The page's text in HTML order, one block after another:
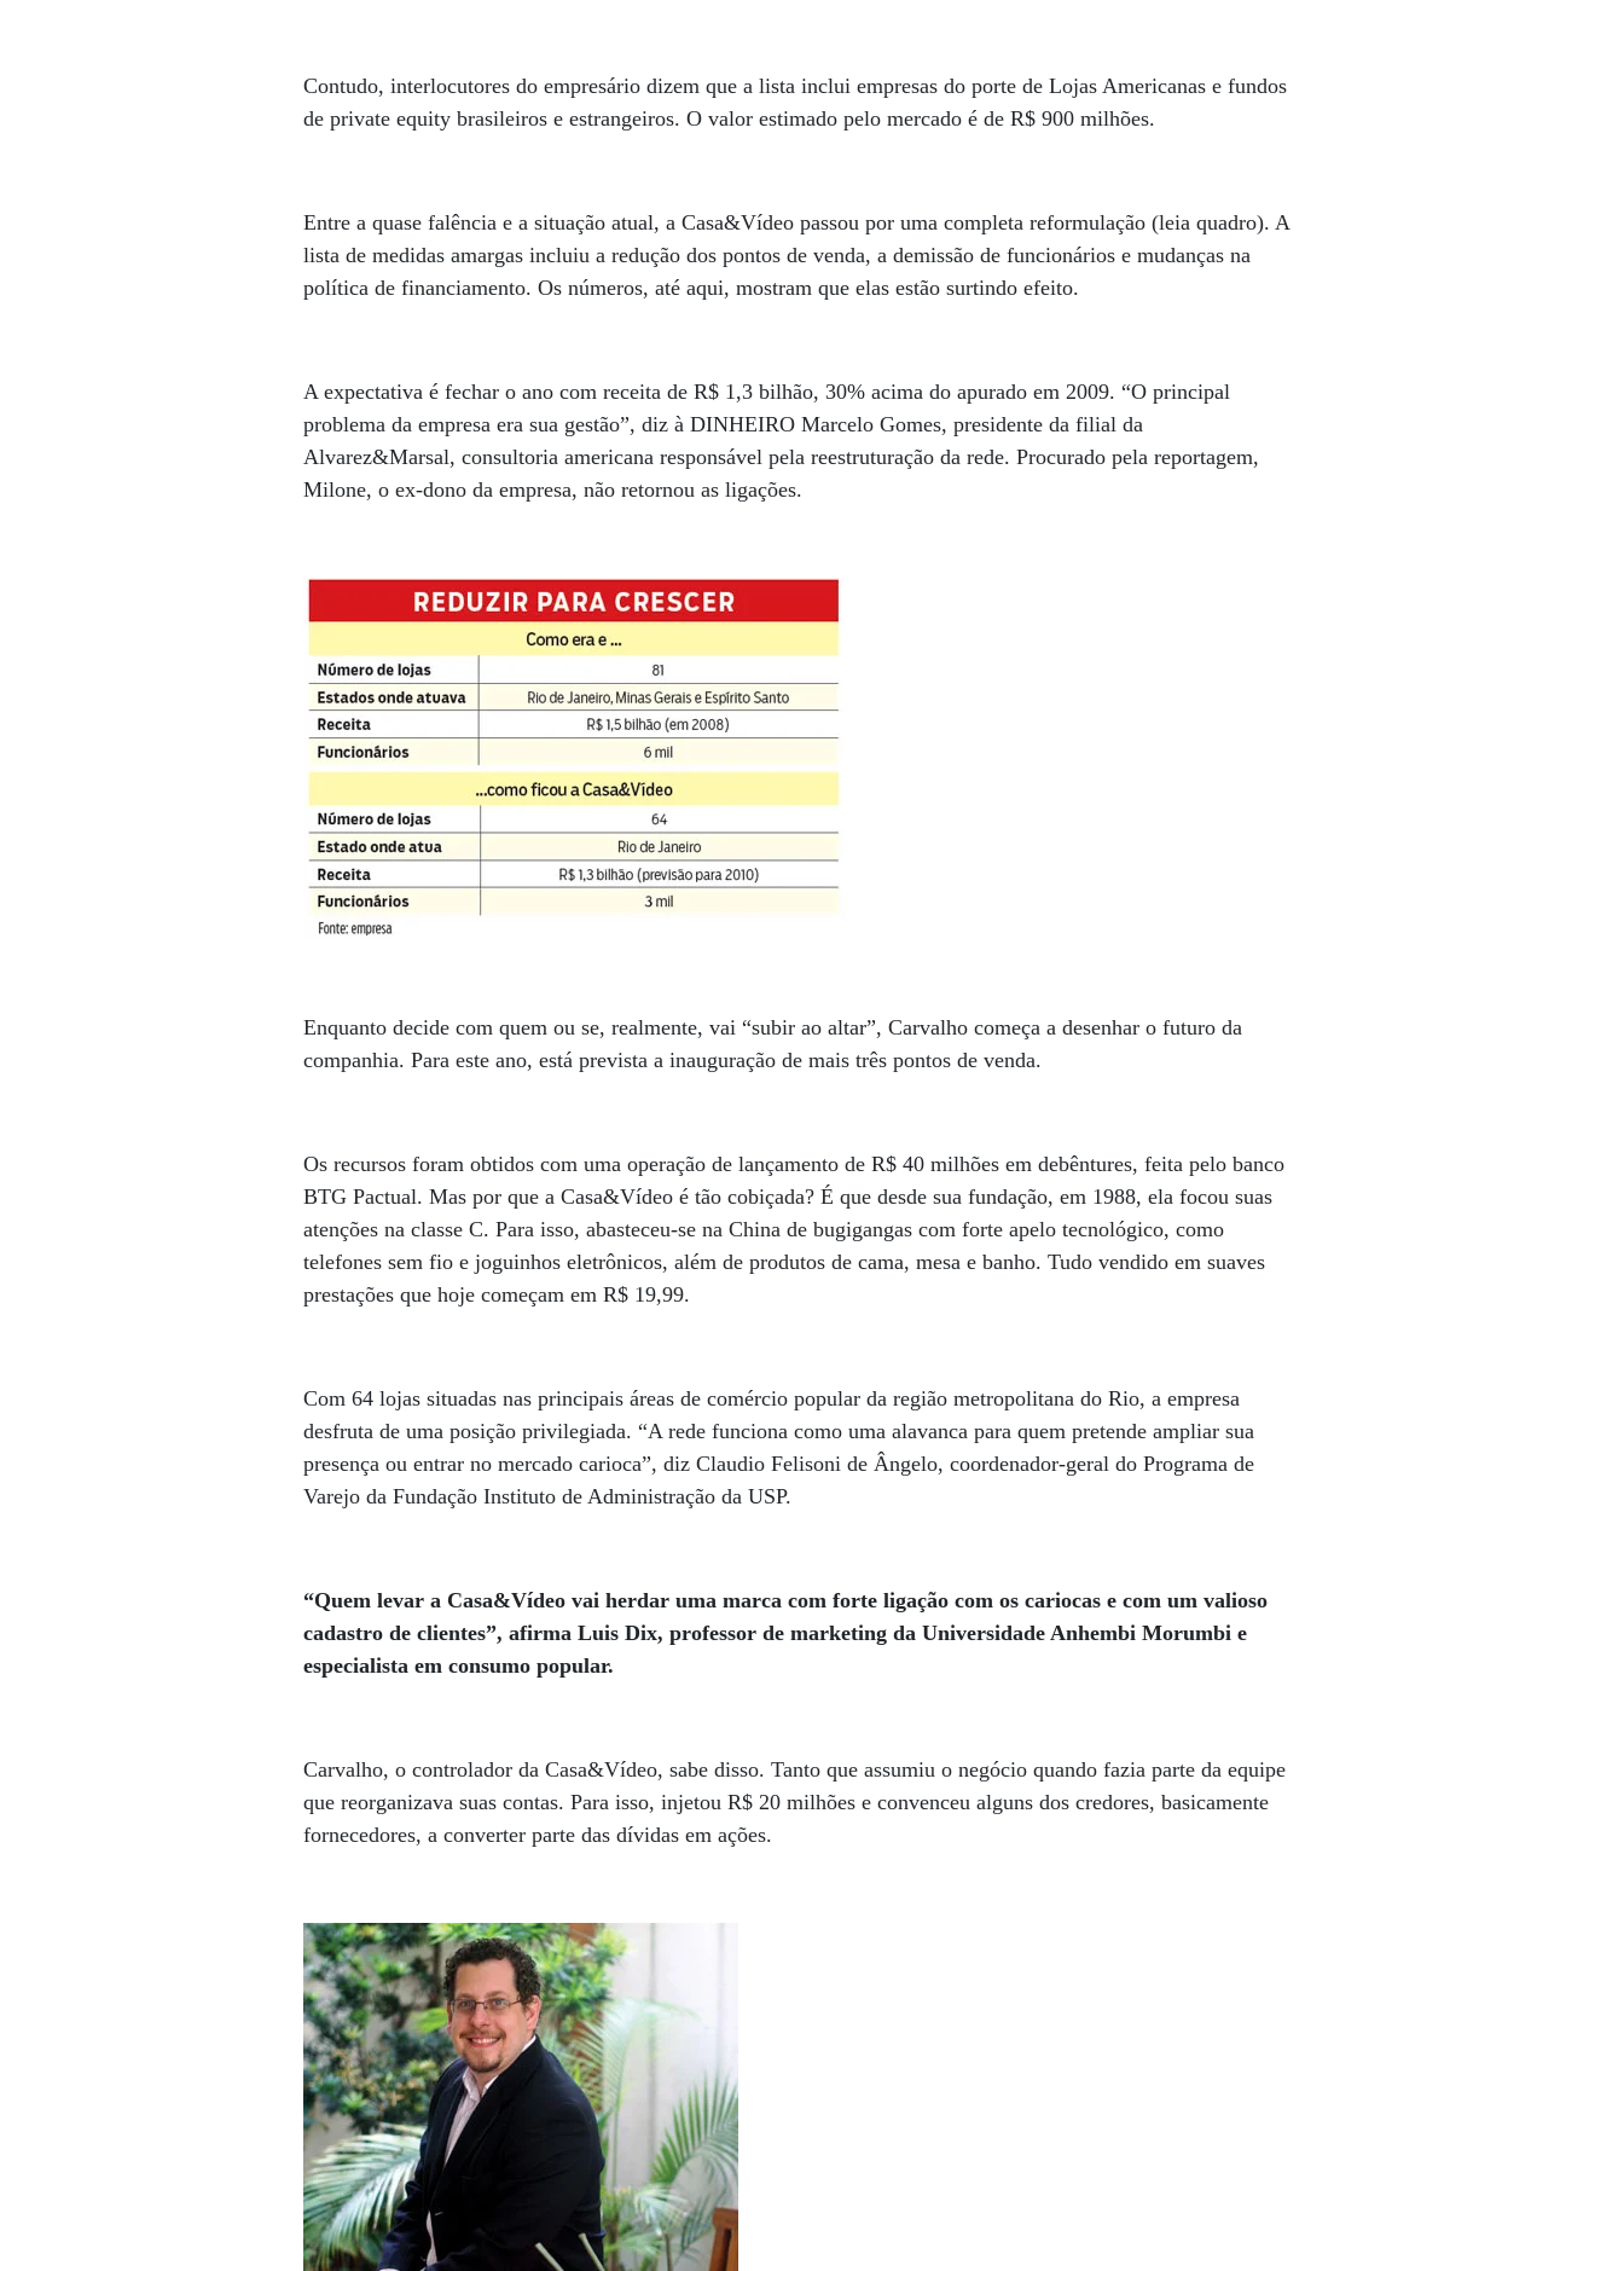
Contudo, interlocutores do empresário dizem que a lista inclui empresas do porte de Lojas Americanas e fundos
de private equity brasileiros e estrangeiros. O valor estimado pelo mercado é de R$ 900 milhões.
Entre a quase falência e a situação atual, a Casa&Vídeo passou por uma completa reformulação (leia quadro). A
lista de medidas amargas incluiu a redução dos pontos de venda, a demissão de funcionários e mudanças na
política de financiamento. Os números, até aqui, mostram que elas estão surtindo efeito.
A expectativa é fechar o ano com receita de R$ 1,3 bilhão, 30% acima do apurado em 2009. “O principal
problema da empresa era sua gestão”, diz à DINHEIRO Marcelo Gomes, presidente da filial da
Alvarez&Marsal, consultoria americana responsável pela reestruturação da rede. Procurado pela reportagem,
Milone, o ex-dono da empresa, não retornou as ligações.
Enquanto decide com quem ou se, realmente, vai “subir ao altar”, Carvalho começa a desenhar o futuro da
companhia. Para este ano, está prevista a inauguração de mais três pontos de venda.
Os recursos foram obtidos com uma operação de lançamento de R$ 40 milhões em debêntures, feita pelo banco
BTG Pactual. Mas por que a Casa&Vídeo é tão cobiçada? É que desde sua fundação, em 1988, ela focou suas
atenções na classe C. Para isso, abasteceu-se na China de bugigangas com forte apelo tecnológico, como
telefones sem fio e joguinhos eletrônicos, além de produtos de cama, mesa e banho. Tudo vendido em suaves
prestações que hoje começam em R$ 19,99.
Com 64 lojas situadas nas principais áreas de comércio popular da região metropolitana do Rio, a empresa
desfruta de uma posição privilegiada. “A rede funciona como uma alavanca para quem pretende ampliar sua
presença ou entrar no mercado carioca”, diz Claudio Felisoni de Ângelo, coordenador-geral do Programa de
Varejo da Fundação Instituto de Administração da USP.
“Quem levar a Casa&Vídeo vai herdar uma marca com forte ligação com os cariocas e com um valioso
cadastro de clientes”, afirma Luis Dix, professor de marketing da Universidade Anhembi Morumbi e
especialista em consumo popular.
Carvalho, o controlador da Casa&Vídeo, sabe disso. Tanto que assumiu o negócio quando fazia parte da equipe
que reorganizava suas contas. Para isso, injetou R$ 20 milhões e convenceu alguns dos credores, basicamente
fornecedores, a converter parte das dívidas em ações.